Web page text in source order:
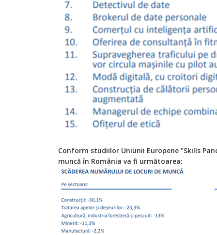
Conform studiilor Uniunii Europene "Skills
muncă în România va fi următoarea: